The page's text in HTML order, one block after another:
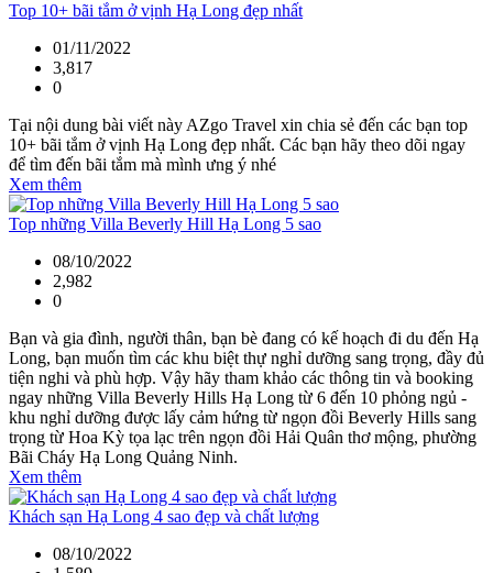
Top 10+ bãi tắm ở vịnh Hạ Long đẹp nhất
01/11/2022
3,817
0
Tại nội dung bài viết này AZgo Travel xin chia sẻ đến các bạn top
10+ bãi tắm ở vịnh Hạ Long đẹp nhất. Các bạn hãy theo dõi ngay
để tìm đến bãi tắm mà mình ưng ý nhé
Xem thêm
Top những Villa Beverly Hill Hạ Long 5 sao
08/10/2022
2,982
0
Bạn và gia đình, người thân, bạn bè đang có kế hoạch đi du đến Hạ
Long, bạn muốn tìm các khu biệt thự nghỉ dưỡng sang trọng, đầy đủ
tiện nghi và phù hợp. Vậy hãy tham khảo các thông tin và booking
ngay những Villa Beverly Hills Hạ Long từ 6 đến 10 phỏng ngủ -
khu nghỉ dưỡng được lấy cảm hứng từ ngọn đồi Beverly Hills sang
trọng từ Hoa Kỳ tọa lạc trên ngọn đồi Hải Quân thơ mộng, phường
Bãi Cháy Hạ Long Quảng Ninh.
Xem thêm
Khách sạn Hạ Long 4 sao đẹp và chất lượng
08/10/2022